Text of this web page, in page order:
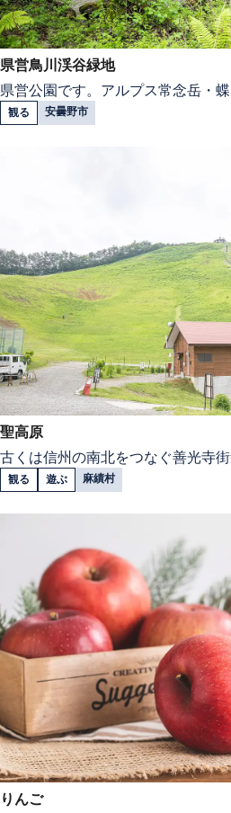
県営鳥川渓谷緑地
県営公園です。アルプス常念岳・
観る 安曇野市
聖高原
古くは信州の南北をつなぐ善光寺
観る 遊ぶ 麻績村
りんご